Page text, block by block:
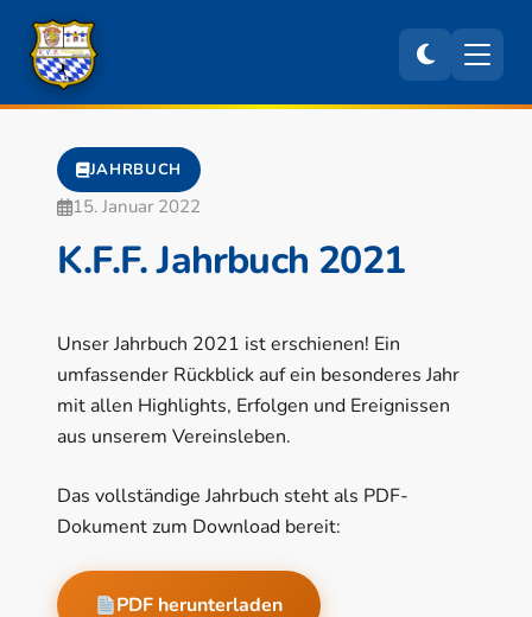
JAHRBUCH
15. Januar 2022
K.F.F. Jahrbuch 2021
Unser Jahrbuch 2021 ist erschienen! Ein
umfassender Rückblick auf ein besonderes Jahr
mit allen Highlights, Erfolgen und Ereignissen
aus unserem Vereinsleben.
Das vollständige Jahrbuch steht als PDF-
Dokument zum Download bereit:
PDF herunterladen